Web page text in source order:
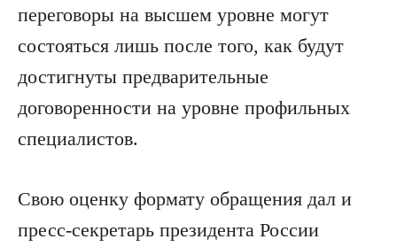
переговоры на высшем уровне могут
состояться лишь после того, как будут
достигнуты предварительные
договоренности на уровне профильных
специалистов.
Свою оценку формату обращения дал и
пресс-секретарь президента России